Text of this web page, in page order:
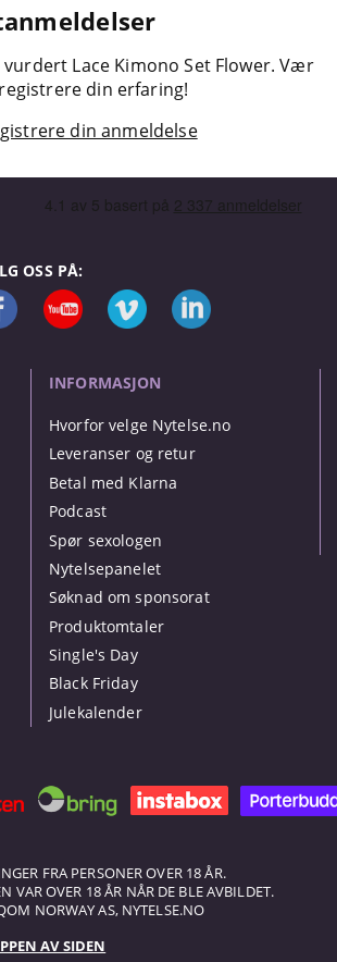
Lace Kimono Set Flower. Vær
din erfaring!
din anmeldelse
OSS PÅ:
INFORMASJON
Hvorfor velge Nytelse.no
Leveranser og retur
Betal med Klarna
Podcast
Spør sexologen
Nytelsepanelet
Søknad om sponsorat
Produktomtaler
Single's Day
Black Friday
Julekalender
FRA PERSONER OVER 18 ÅR.
VAR OVER 18 ÅR NÅR DE BLE AVBILDET.
NORWAY AS, NYTELSE.NO
AV SIDEN